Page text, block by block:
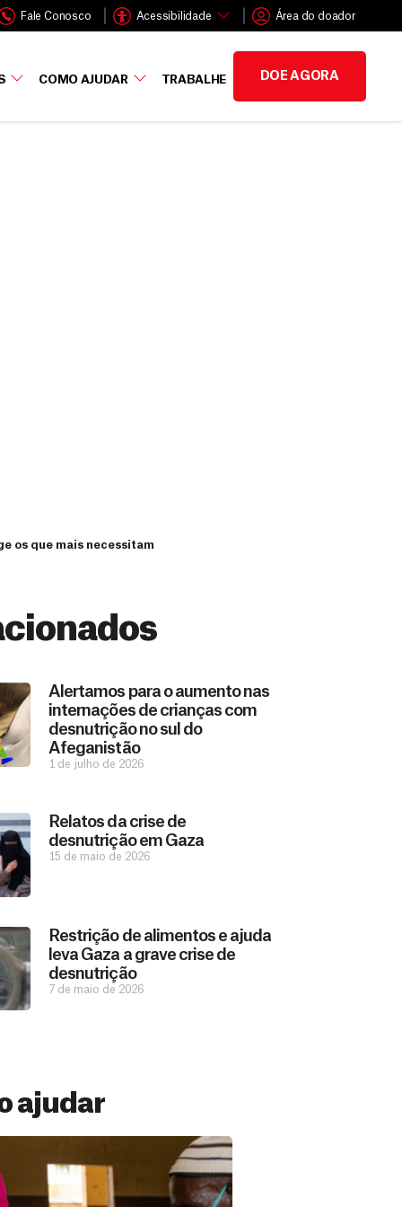
Fale Conosco Acessibilidade Área do doador
COMO AJUDAR TRABALHE DOE AGORA
os que mais necessitam
Alertamos para o aumento nas
internações de crianças com
desnutrição no sul do
Afeganistão
1 de julho de 2026
Relatos da crise de
desnutrição em Gaza
15 de maio de 2026
Restrição de alimentos e ajuda
leva Gaza a grave crise de
desnutrição
7 de maio de 2026
ajudar